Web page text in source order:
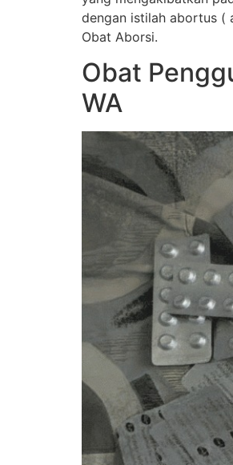
dengan istilah abortus (
Obat Aborsi.
Obat
WA